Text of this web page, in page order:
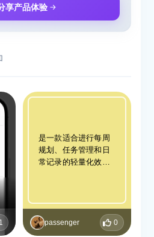
享产品体验
1
是一款适合进行每周
规划、任务管理和日
常记录的轻量化效率
passenger 0